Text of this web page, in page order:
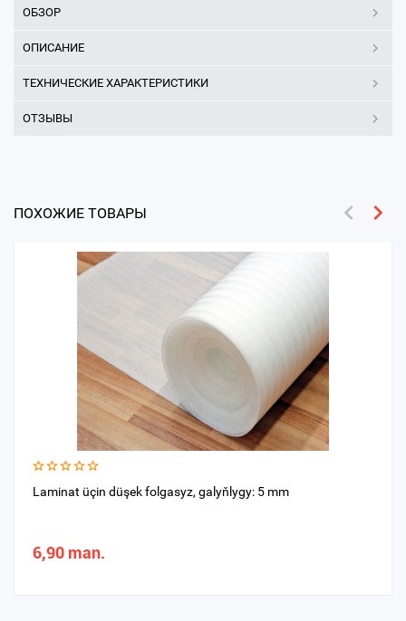
ОБЗОР
ОПИСАНИЕ
ТЕХНИЧЕСКИЕ ХАРАКТЕРИСТИКИ
ОТЗЫВЫ
ПОХОЖИЕ ТОВАРЫ
Laminat üçin düşek folgasyz, galyňlygy: 5 mm
6,90 man.